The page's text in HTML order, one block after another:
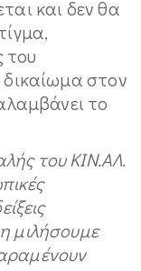
και δεν θα
του
δικαίωμα στον
το
του ΚΙΝ.ΑΛ.
μιλήσουμε